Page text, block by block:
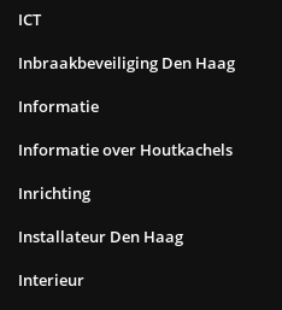
ICT
Inbraakbeveiliging Den Haag
Informatie
Informatie over Houtkachels
Inrichting
Installateur Den Haag
Interieur